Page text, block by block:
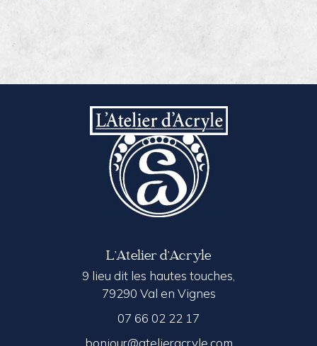
L’Atelier d’Acryle
9 lieu dit les hautes touches,
79290 Val en Vignes
07 66 02 22 17
bonjour@atelieracryle.com